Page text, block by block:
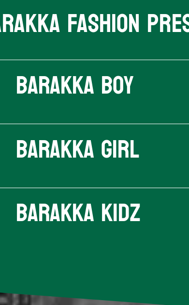
Fashion
Barakka Boy
Barakka Girl
Barakka Kidz